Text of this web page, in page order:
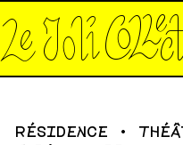
*Le joli
RÉSIDENCE •